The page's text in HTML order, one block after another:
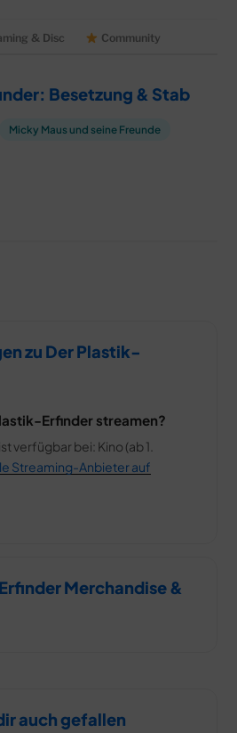
& Disc Community
Besetzung & Stab
Micky Maus und seine Freunde
zu Der Plastik-
Erfinder streamen?
verfügbar bei: Kino (ab 1.
Streaming-Anbieter auf
Merchandise &
auch gefallen